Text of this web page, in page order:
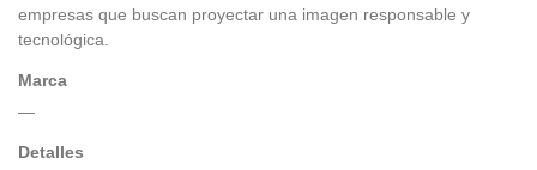
empresas que buscan proyectar una imagen responsable y
tecnológica.
Marca
—
Detalles